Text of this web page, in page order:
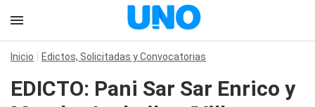
Inicio Edictos, Solicitadas y Convocatorias
EDICTO: Pani Sar Sar Enrico y